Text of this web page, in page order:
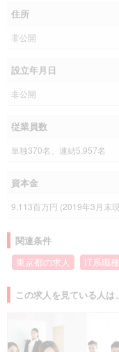
住所
非公開
設立年月日
非公開
従業員数
単独370名、連結5,957名
資本金
9,113百万円 (2019年3月末
関連条件
東京都の求人 IT系職
この求人を見ている人